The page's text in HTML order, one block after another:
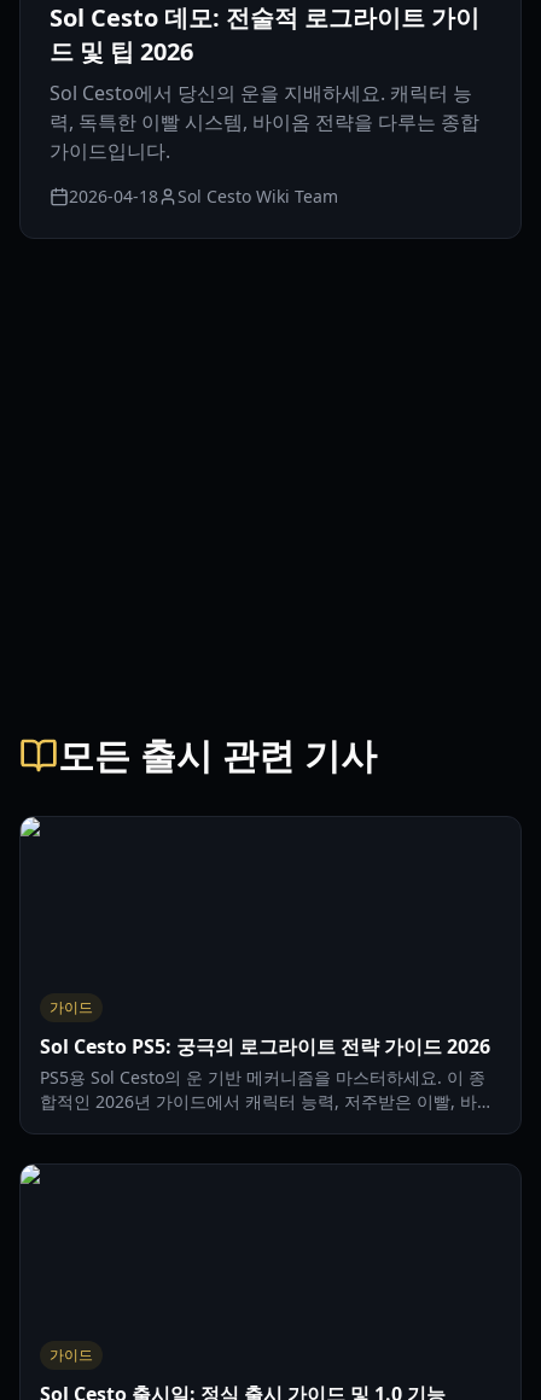
Sol Cesto 데모: 전술적 로그라이트 가이
드 및 팁 2026
Sol Cesto에서 당신의 운을 지배하세요. 캐릭터 능
력, 독특한 이빨 시스템, 바이옴 전략을 다루는 종합
가이드입니다.
2026-04-18 Sol Cesto Wiki Team
모든 출시 관련 기사
가이드
Sol Cesto PS5: 궁극의 로그라이트 전략 가이드 2026
PS5용 Sol Cesto의 운 기반 메커니즘을 마스터하세요. 이 종
합적인 2026년 가이드에서 캐릭터 능력, 저주받은 이빨, 바이
가이드
Sol Cesto 출시일: 정식 출시 가이드 및 1.0 기능